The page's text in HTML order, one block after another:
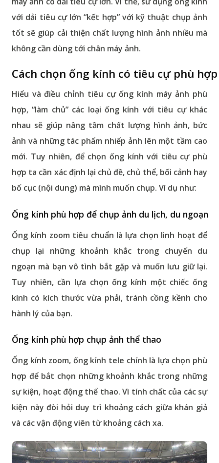
với dải tiêu cự lớn “kết hợp” với kỹ thuật chụp ảnh
tốt sẽ giúp cải thiện chất lượng hình ảnh nhiều mà
không cần dùng tới chân máy ảnh.
Cách chọn ống kính có tiêu cự phù
Hiểu và điều chỉnh tiêu cự ống kính máy ảnh phù
hợp, “làm chủ” các loại ống kính với tiêu cự khác
nhau sẽ giúp nâng tầm chất lượng hình ảnh, bức
ảnh và những tác phẩm nhiếp ảnh lên một tầm cao
mới. Tuy nhiên, để chọn ống kính với tiêu cự phù
hợp ta cần xác định lại chủ đề, chủ thể, bối cảnh hay
bố cục (nội dung) mà mình muốn chụp. Ví dụ như:
Ống kính phù hợp để chụp ảnh du lịch, du ngoạn
Ống kính zoom tiêu chuẩn là lựa chọn linh hoạt để
chụp lại những khoảnh khắc trong chuyến du
ngoạn mà bạn vô tình bắt gặp và muốn lưu giữ lại.
Tuy nhiên, cần lựa chọn ống kính một chiếc ống
kính có kích thước vừa phải, tránh cồng kềnh cho
hành lý của bạn.
Ống kính phù hợp chụp ảnh thể thao
Ống kính zoom, ống kính tele chính là lựa chọn phù
hợp để bắt chọn những khoảnh khắc trong những
sự kiện, hoạt động thể thao. Vì tính chất của các sự
kiện này đòi hỏi duy trì khoảng cách giữa khán giả
và các vận động viên từ khoảng cách xa.